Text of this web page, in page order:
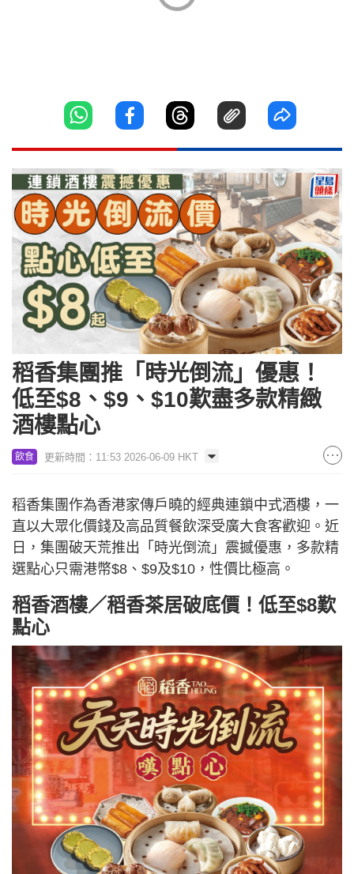
稻香集團推「時光倒流」優惠！
低至$8、$9、$10歎盡多款精緻
酒樓點心
飲食 更新時間：11:53 2026-06-09 HKT
稻香集團作為香港家傳戶曉的經典連鎖中式酒樓，一
直以大眾化價錢及高品質餐飲深受廣大食客歡迎。近
日，集團破天荒推出「時光倒流」震撼優惠，多款精
選點心只需港幣$8、$9及$10，性價比極高。
稻香酒樓／稻香茶居破底價！低至$8歎
點心